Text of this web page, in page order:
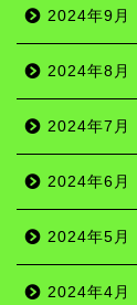
2024年9月
2024年8月
2024年7月
2024年6月
2024年5月
2024年4月